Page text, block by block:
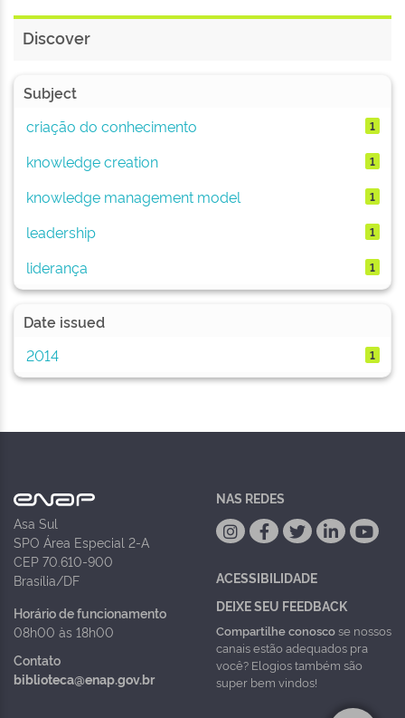
Discover
Subject
criação do conhecimento
1
knowledge creation 1
knowledge management model 1
leadership 1
liderança 1
Date issued
2014
1
Asa Sul
SPO Área Especial 2-A
CEP 70.610-900
Brasília/DF
Horário de funcionamento
08h00 às 18h00
Contato
biblioteca@enap.gov.br
NAS REDES
ACESSIBILIDADE
DEIXE SEU FEEDBACK
Compartilhe conoscose nossos
canais estão adequados pra
você? Elogios também são
super bem vindos!